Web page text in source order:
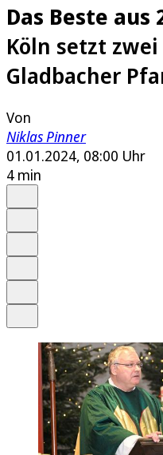
Das Beste aus
Köln setzt
Gladbacher
Von
Niklas Pinner
01.01.2024, 08:00 Uhr
4 min